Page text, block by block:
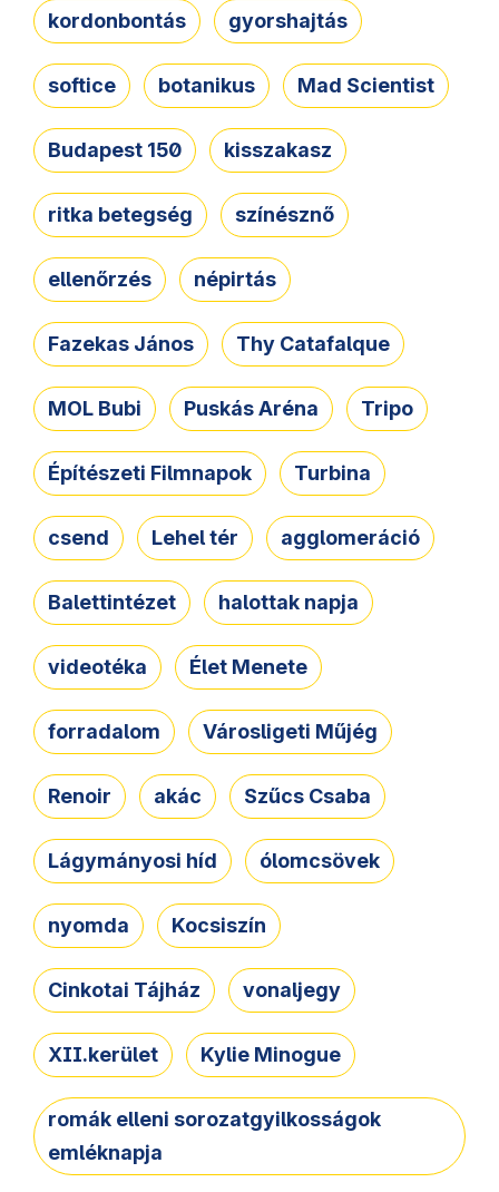
kordonbontás gyorshajtás
softice botanikus Mad Scientist
Budapest 150 kisszakasz
ritka betegség színésznő
ellenőrzés népirtás
Fazekas János Thy Catafalque
MOL Bubi Puskás Aréna Tripo
Építészeti Filmnapok Turbina
csend Lehel tér agglomeráció
Balettintézet halottak napja
videotéka Élet Menete
forradalom Városligeti Műjég
Renoir akác Szűcs Csaba
Lágymányosi híd ólomcsövek
nyomda Kocsiszín
Cinkotai Tájház vonaljegy
XII.kerület Kylie Minogue
romák elleni sorozatgyilkosságok
emléknapja